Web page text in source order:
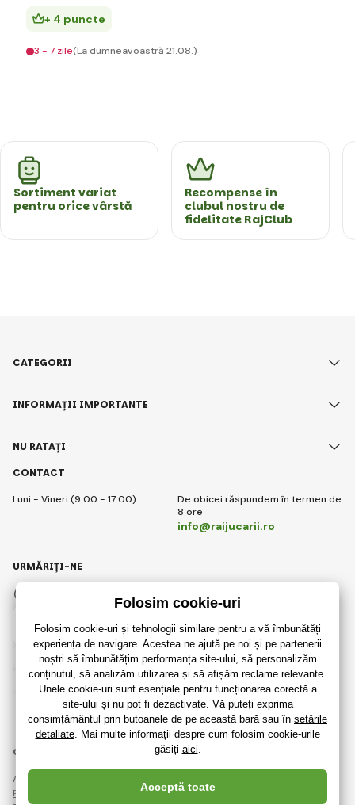
+ 4 puncte
3 - 7 zile(La dumneavoastră 21.08.)
Sortiment variat
pentru orice vârstă
Recompense în
clubul nostru de
fidelitate RajClub
CONTACT
Luni - Vineri (9:00 - 17:00)
De obicei răspundem în termen de
8 ore
info@raijucarii.ro
CATEGORII
INFORMAȚII IMPORTANTE
NU RATAȚI
Romanian
URMĂRIȚI-NE
Instagram
© 2018 - 2026 RaiJucării.ro, Toate drepturile rezervate
Această pagină este protejată prin reCAPTCHA și se aplică
Regulile de protecție a datelor personalecompaniile Google și ale lor